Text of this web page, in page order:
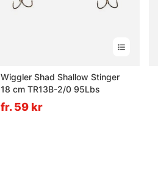
Wiggler Shad Shallow Stinger
18 cm TR13B-2/0 95Lbs
fr. 59 kr